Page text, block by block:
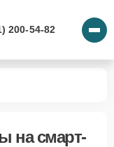
200-54-82
на смарт-